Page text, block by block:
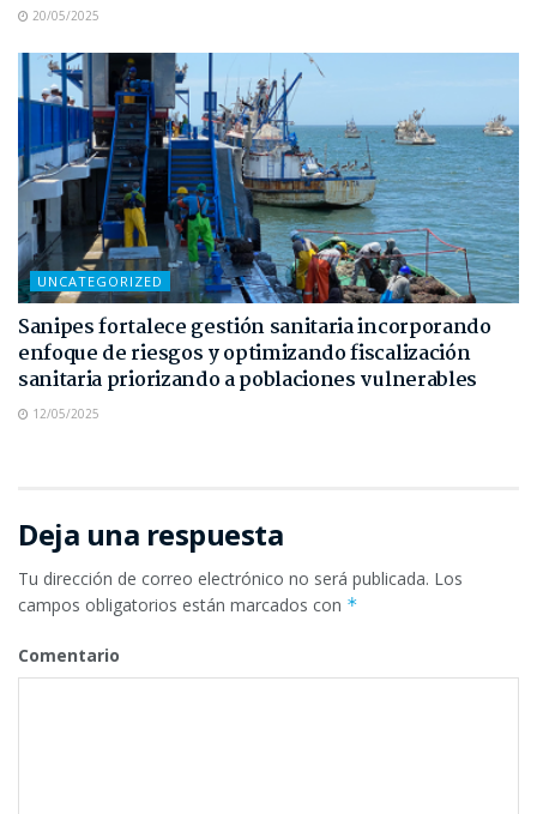
20/05/2025
UNCATEGORIZED
Sanipes fortalece gestión sanitaria incorporando
enfoque de riesgos y optimizando fiscalización
sanitaria priorizando a poblaciones vulnerables
12/05/2025
Deja una respuesta
Tu dirección de correo electrónico no será publicada. Los
campos obligatorios están marcados con *
Comentario